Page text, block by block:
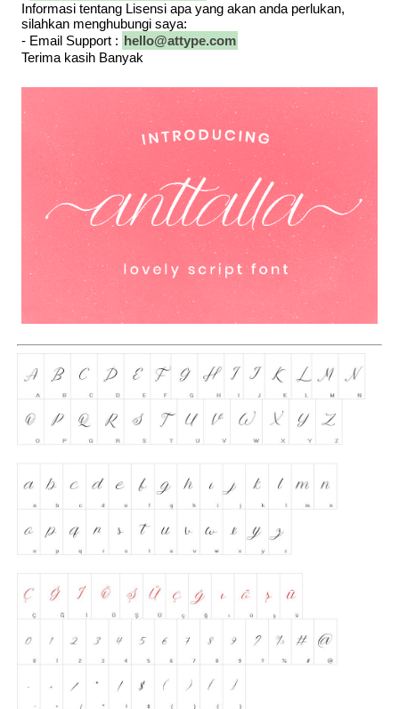
Informasi tentang Lisensi apa yang akan anda perlukan,
silahkan menghubungi saya:
- Email Support : hello@attype.com
Terima kasih Banyak